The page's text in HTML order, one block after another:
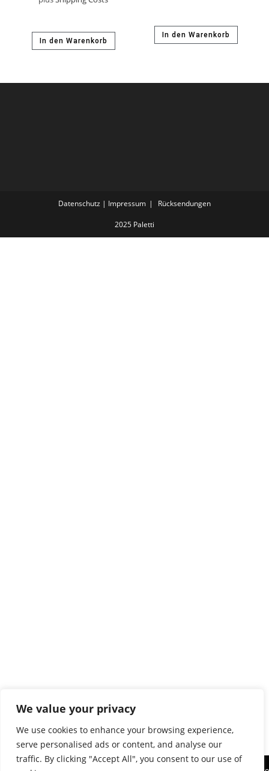
We value your privacy
We use cookies to enhance your browsing experience,
serve personalised ads or content, and analyse our
traffic. By clicking "Accept All", you consent to our use of
In den Warenkorb
In den Warenkorb
Datenschutz | Impressum Rücksendungen
2025 Paletti